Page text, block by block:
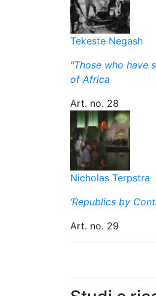
Tekeste Negash
"Those who have
of Africa
Art. no. 28
Nicholas Terpstra
‘Republics by
Art. no. 29